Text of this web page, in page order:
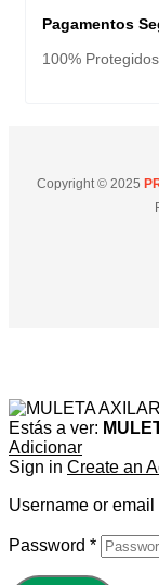
Pagamentos
100%
Copyright © 2025
Estás a ver:
Adicionar
Sign in Create an
Username or email
Password *